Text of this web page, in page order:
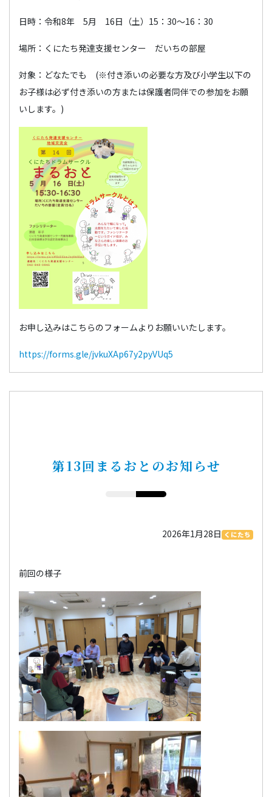
日時：令和8年 5月 16日（土）15：30～16：30
場所：くにたち発達支援センター だいちの部屋
対象：どなたでも (※付き添いの必要な方及び小学生以下の
お子様は必ず付き添いの方または保護者同伴での参加をお願
いします。)
お申し込みはこちらのフォームよりお願いいたします。
https://forms.gle/jvkuXAp67y2pyVUq5
第13回まるおとのお知らせ
2026年1月28日 くにたち
前回の様子